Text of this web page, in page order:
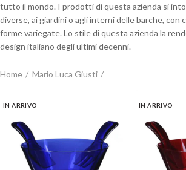
tutto il mondo. I prodotti di questa azienda si
diverse, ai giardini o agli interni delle barche, con
forme variegate. Lo stile di questa azienda la
design italiano degli ultimi decenni.
Home Mario Luca Giusti
IN ARRIVO IN ARRIVO